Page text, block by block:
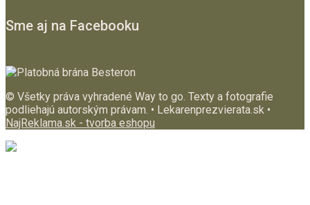
Sme aj na Facebooku
© Všetky práva vyhradené Way to go. Texty a fotografie
podliehajú autorským právam. • Lekarenprezvierata.sk •
NajReklama.sk - tvorba eshopu